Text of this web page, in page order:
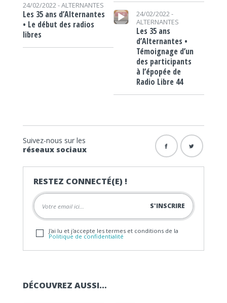
24/02/2022 -ALTERNANTES
Les 35 ans d’Alternantes
• Le début des radios
libres
Lecteur audio
24/02/2022 -
ALTERNANTES
Les 35 ans
d’Alternantes •
Témoignage d’un
des participants
à l’épopée de
Radio Libre 44
Suivez-nous sur les
réseaux sociaux
RESTEZ CONNECTÉ(E) !
J'ai lu et j'accepte les termes et conditions de la
Politique de confidentialité
DÉCOUVREZ AUSSI…